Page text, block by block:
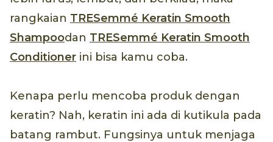
rangkaian TRESemmé Keratin Smooth
Shampoodan TRESemmé Keratin Smooth
Conditioner ini bisa kamu coba.
Kenapa perlu mencoba produk dengan
keratin? Nah, keratin ini ada di kutikula pada
batang rambut. Fungsinya untuk menjaga